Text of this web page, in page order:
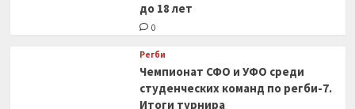
до 18 лет
0
Регби
Чемпионат СФО и УФО среди
студенческих команд по регби-7.
Итоги турнира